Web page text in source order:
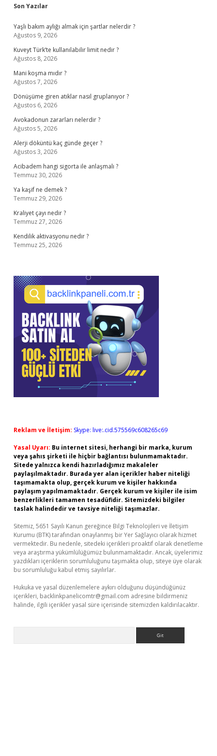
Sidebar
Son Yazılar
Yaşlı bakım aylığı almak için şartlar nelerdir ?
Ağustos 9, 2026
Kuveyt Türk’te kullanılabilir limit nedir ?
Ağustos 8, 2026
Mani koşma mıdır ?
Ağustos 7, 2026
Dönüşüme giren atıklar nasıl gruplanıyor ?
Ağustos 6, 2026
Avokadonun zararları nelerdir ?
Ağustos 5, 2026
Alerji döküntü kaç günde geçer ?
Ağustos 3, 2026
Acibadem hangi sigorta ile anlaşmalı ?
Temmuz 30, 2026
Ya kaşif ne demek ?
Temmuz 29, 2026
Kraliyet çayı nedir ?
Temmuz 27, 2026
Kendilik aktivasyonu nedir ?
Temmuz 25, 2026
Reklam ve İletişim: Skype: live:.cid.575569c608265c69
Yasal Uyarı: Bu internet sitesi, herhangi bir marka, kurum
veya şahıs şirketi ile hiçbir bağlantısı bulunmamaktadır.
Sitede yalnızca kendi hazırladığımız makaleler
paylaşılmaktadır. Burada yer alan içerikler haber niteliği
taşımamakta olup, gerçek kurum ve kişiler hakkında
paylaşım yapılmamaktadır. Gerçek kurum ve kişiler ile isim
benzerlikleri tamamen tesadüfidir. Sitemizdeki bilgiler
taslak halindedir ve tavsiye niteliği taşımazlar.
Sitemiz, 5651 Sayılı Kanun gereğince Bilgi Teknolojileri ve İletişim
Kurumu (BTK) tarafından onaylanmış bir Yer Sağlayıcı olarak hizmet
vermektedir. Bu nedenle, sitedeki içerikleri proaktif olarak denetleme
veya araştırma yükümlülüğümüz bulunmamaktadır. Ancak, üyelerimiz
yazdıkları içeriklerin sorumluluğunu taşımakta olup, siteye üye olarak
bu sorumluluğu kabul etmiş sayılırlar.
Hukuka ve yasal düzenlemelere aykırı olduğunu düşündüğünüz
içerikleri, backlinkpanelicomtr@gmail.com adresine bildirmeniz
halinde, ilgili içerikler yasal süre içerisinde sitemizden kaldırılacaktır.